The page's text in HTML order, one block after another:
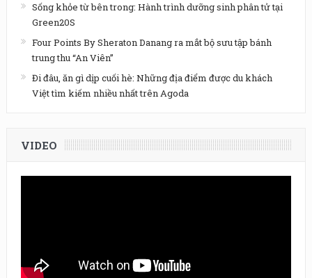
Sống khỏe từ bên trong: Hành trình dưỡng sinh phân tử tại
Green20S
Four Points By Sheraton Danang ra mắt bộ sưu tập bánh
trung thu “An Viên”
Đi đâu, ăn gì dịp cuối hè: Những địa điểm được du khách
Việt tìm kiếm nhiều nhất trên Agoda
VIDEO